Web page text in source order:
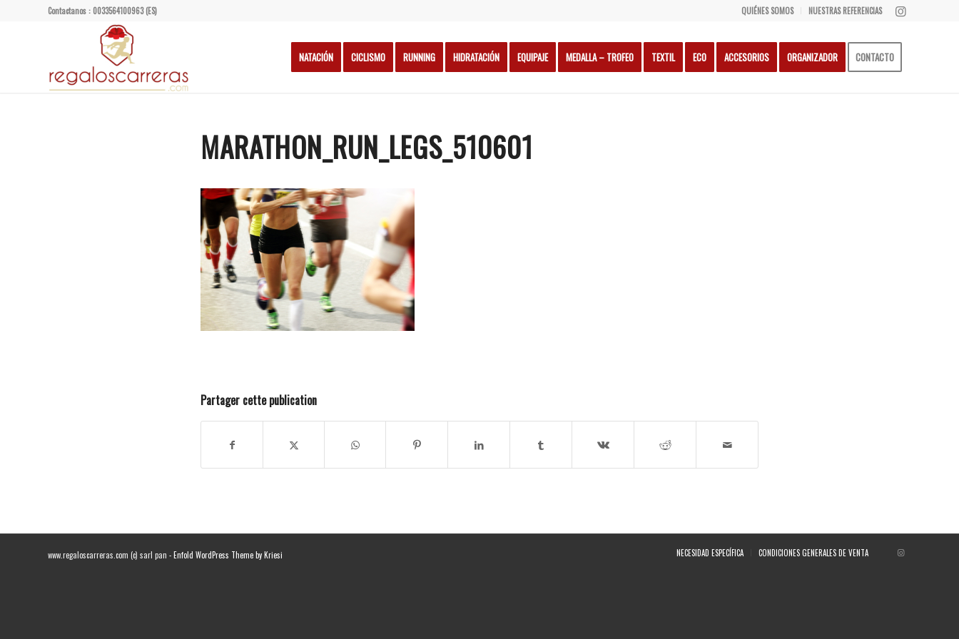
QUIÉNES SOMOS NUESTRAS REFERENCIAS
Contactanos : 0033564100963 (ES)
NATACIÓN CICLISMO RUNNING HIDRATACIÓN EQUIPAJE MEDALLA – TROFEO TEXTIL ECO ACCESORIOS ORGANIZADOR CONTACTO
MARATHON_RUN_LEGS_510601
Partager cette publication
www.regaloscarreras.com (c) sarl pan -Enfold WordPress Theme by Kriesi NECESIDAD ESPECÍFICA CONDICIONES GENERALES DE VENTA